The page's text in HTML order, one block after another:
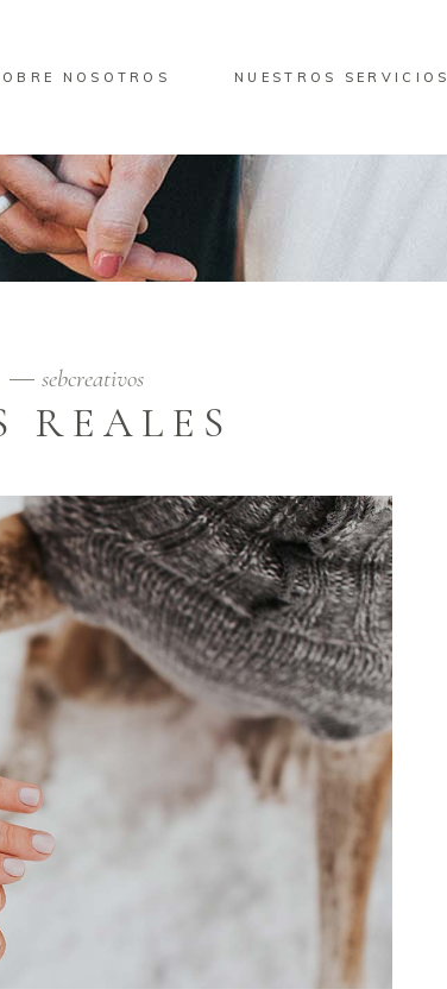
NOSOTROS NUESTROS SERVICIOS
sebcreativos
REALES